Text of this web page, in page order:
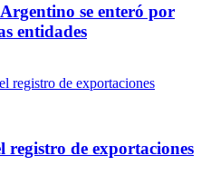
se enteró por
entidades
registro de exportaciones